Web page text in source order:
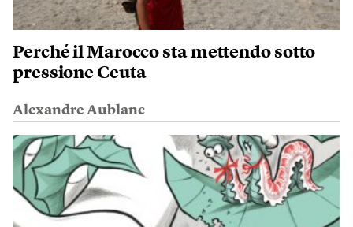
Perché il Marocco sta mettendo sotto
pressione Ceuta
Alexandre Aublanc